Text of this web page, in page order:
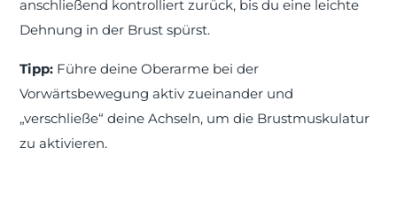
anschließend kontrolliert zurück, bis du eine leichte
Dehnung in der Brust spürst.
Tipp: Führe deine Oberarme bei der
Vorwärtsbewegung aktiv zueinander und
„verschließe“ deine Achseln, um die Brustmuskulatur
zu aktivieren.